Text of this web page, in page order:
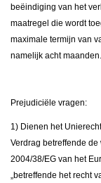
beëindiging van het
maatregel die wordt
maximale termijn van
namelijk acht maanden.
Prejudiciële vragen:
1) Dienen het
Verdrag betreffende
2004/38/EG van het
„betreffende het recht